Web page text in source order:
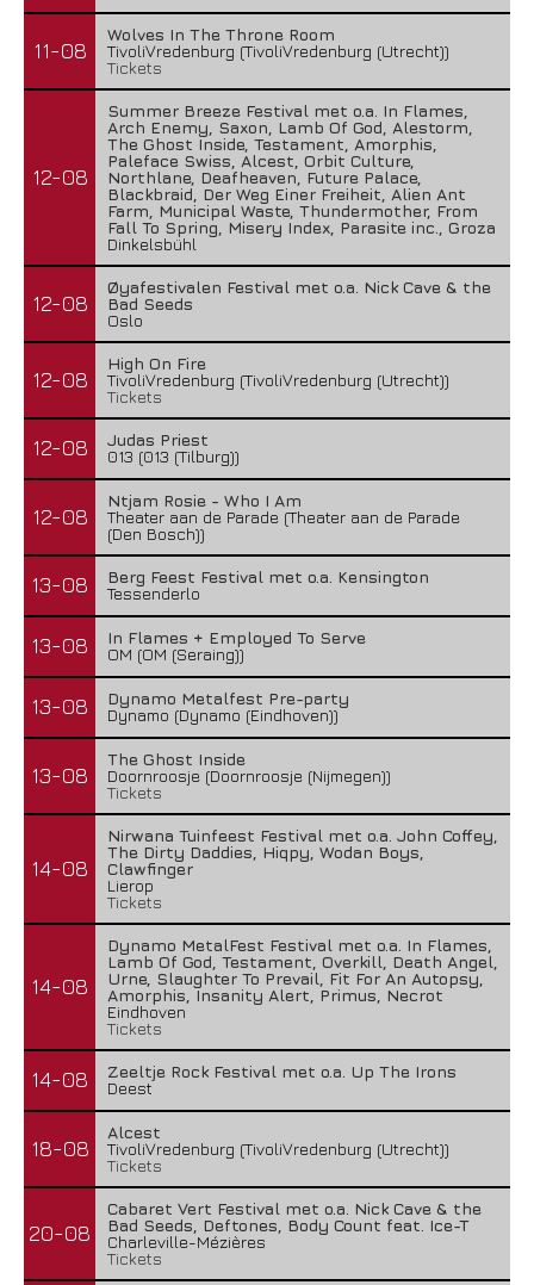
11-08
Wolves In The Throne Room
TivoliVredenburg (TivoliVredenburg (Utrecht))
Tickets
12-08
Summer Breeze Festival met o.a. In Flames,
Arch Enemy, Saxon, Lamb Of God, Alestorm,
The Ghost Inside, Testament, Amorphis,
Paleface Swiss, Alcest, Orbit Culture,
Northlane, Deafheaven, Future Palace,
Blackbraid, Der Weg Einer Freiheit, Alien Ant
Farm, Municipal Waste, Thundermother, From
Fall To Spring, Misery Index, Parasite inc., Groza
Dinkelsbühl
12-08
Øyafestivalen Festival met o.a. Nick Cave & the
Bad Seeds
Oslo
12-08
High On Fire
TivoliVredenburg (TivoliVredenburg (Utrecht))
Tickets
12-08
Judas Priest
013 (013 (Tilburg))
12-08
Ntjam Rosie - Who I Am
Theater aan de Parade (Theater aan de Parade
(Den Bosch))
13-08
Berg Feest Festival met o.a. Kensington
Tessenderlo
13-08
In Flames + Employed To Serve
OM (OM (Seraing))
13-08
Dynamo Metalfest Pre-party
Dynamo (Dynamo (Eindhoven))
13-08
The Ghost Inside
Doornroosje (Doornroosje (Nijmegen))
Tickets
14-08
Nirwana Tuinfeest Festival met o.a. John Coffey,
The Dirty Daddies, Hiqpy, Wodan Boys,
Clawfinger
Lierop
Tickets
14-08
Dynamo MetalFest Festival met o.a. In Flames,
Lamb Of God, Testament, Overkill, Death Angel,
Urne, Slaughter To Prevail, Fit For An Autopsy,
Amorphis, Insanity Alert, Primus, Necrot
Eindhoven
Tickets
14-08
Zeeltje Rock Festival met o.a. Up The Irons
Deest
18-08
Alcest
TivoliVredenburg (TivoliVredenburg (Utrecht))
Tickets
20-08
Cabaret Vert Festival met o.a. Nick Cave & the
Bad Seeds, Deftones, Body Count feat. Ice-T
Charleville-Mézières
Tickets